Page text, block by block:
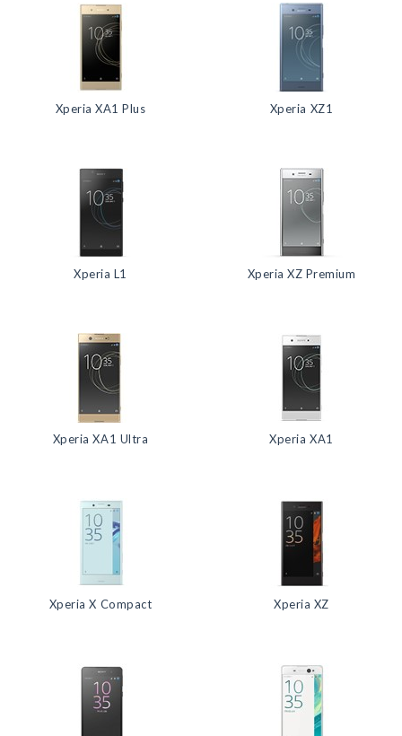
Xperia XA1 Plus Xperia XZ1
Xperia L1 Xperia XZ Premium
Xperia XA1 Ultra Xperia XA1
Xperia X Compact Xperia XZ